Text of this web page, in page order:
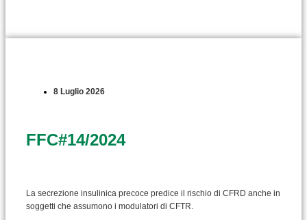
8 Luglio 2026
FFC#14/2024
La secrezione insulinica precoce predice il rischio di CFRD anche in
soggetti che assumono i modulatori di CFTR.